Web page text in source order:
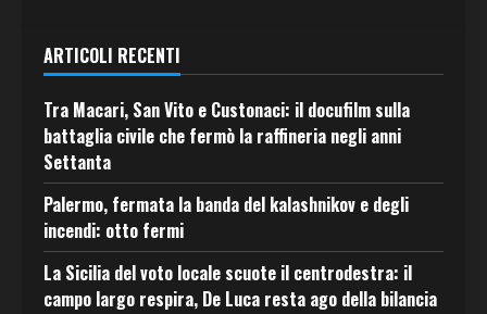
ARTICOLI RECENTI
Tra Macari, San Vito e Custonaci: il docufilm sulla
battaglia civile che fermò la raffineria negli anni
Settanta
Palermo, fermata la banda del kalashnikov e degli
incendi: otto fermi
La Sicilia del voto locale scuote il centrodestra: il
campo largo respira, De Luca resta ago della bilancia